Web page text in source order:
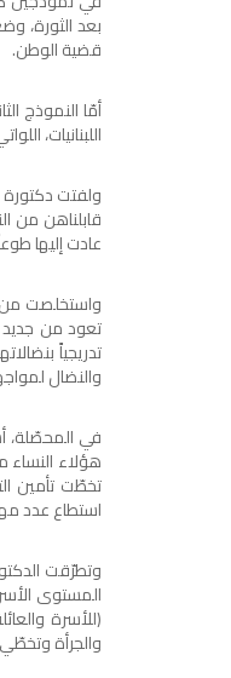
بعد الثورة،
قضية الوطن.
أمّا النموذج
اللبنانيات،
ولفتت دكتورة
قابلناهن من
عادت إليها
واستخلصت من
تعود من جديد
تدريجياً
والنضال
في المحصّلة،
هؤلاء النساء
تخطّت تأمين
استطاع عدد
وتطرّقت
المستوى
(للأسرة
والجرأة